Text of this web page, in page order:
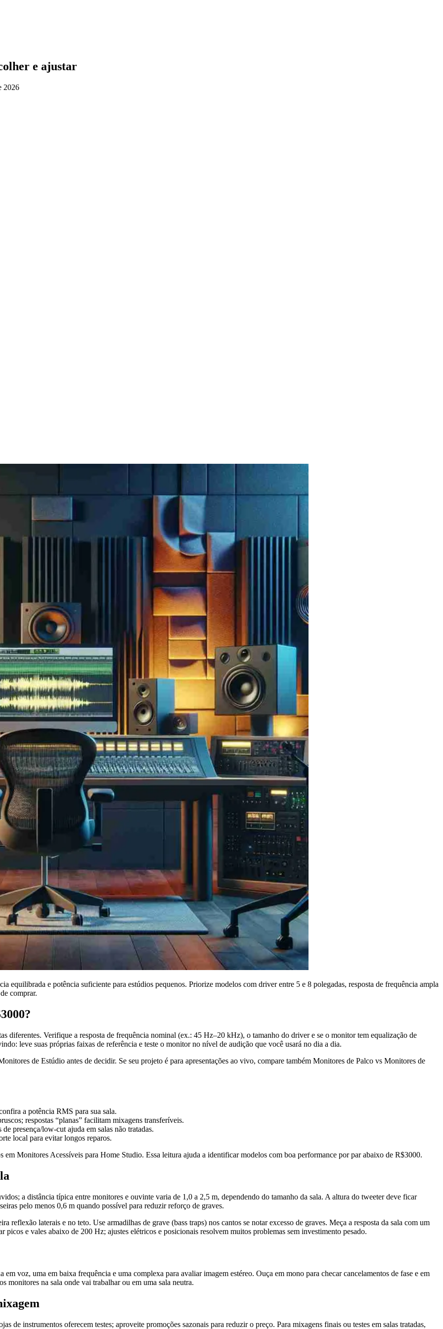
e ajustar
2026
equilibrada e potência suficiente para estúdios pequenos. Priorize modelos com driver entre 5 e 8 polegadas, resposta de frequência ampla
comprar.
diferentes. Verifique a resposta de frequência nominal (ex.: 45 Hz–20 kHz), o tamanho do driver e se o monitor tem equalização de
leve suas próprias faixas de referência e teste o monitor no nível de audição que você usará no dia a dia.
de Estúdio antes de decidir. Se seu projeto é para apresentações ao vivo, compare também Monitores de Palco vs Monitores de
a potência RMS para sua sala.
respostas “planas” facilitam mixagens transferíveis.
presença/low-cut ajuda em salas não tratadas.
local para evitar longos reparos.
em Monitores Acessíveis para Home Studio. Essa leitura ajuda a identificar modelos com boa performance por par abaixo de R$3000.
a distância típica entre monitores e ouvinte varia de 1,0 a 2,5 m, dependendo do tamanho da sala. A altura do tweeter deve ficar
pelo menos 0,6 m quando possível para reduzir reforço de graves.
reflexão laterais e no teto. Use armadilhas de grave (bass traps) nos cantos se notar excesso de graves. Meça a resposta da sala com um
e vales abaixo de 200 Hz; ajustes elétricos e posicionais resolvem muitos problemas sem investimento pesado.
voz, uma em baixa frequência e uma complexa para avaliar imagem estéreo. Ouça em mono para checar cancelamentos de fase e em
monitores na sala onde vai trabalhar ou em uma sala neutra.
de instrumentos oferecem testes; aproveite promoções sazonais para reduzir o preço. Para mixagens finais ou testes em salas tratadas,